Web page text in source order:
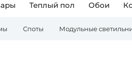
Теплый пол Обои
Споты Модульные